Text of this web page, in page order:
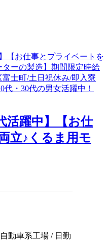
活躍中】【お仕
立♪くるま用モ
動車系工場 / 日勤